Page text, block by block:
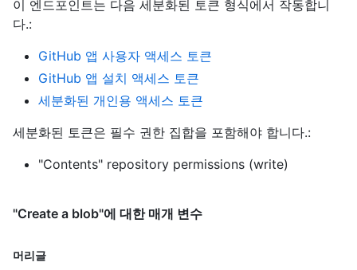
이 엔드포인트는 다음 세분화된 토큰 형식에서 작동합니
다.:
GitHub 앱 사용자 액세스 토큰
GitHub 앱 설치 액세스 토큰
세분화된 개인용 액세스 토큰
세분화된 토큰은 필수 권한 집합을 포함해야 합니다.:
"Contents" repository permissions (write)
"Create a blob"에 대한 매개 변수
머리글